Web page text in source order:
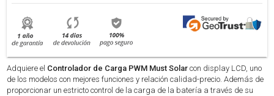
Adquiere el Controlador de Carga PWM Must Solarcon display LCD, uno
de los modelos con mejores funciones y relación calidad-precio. Además de
proporcionar un estricto control de la carga de la batería a través de su